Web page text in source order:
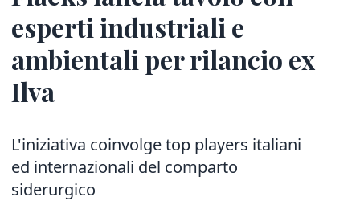
esperti industriali e
ambientali per rilancio ex
Ilva
L'iniziativa coinvolge top players italiani
ed internazionali del comparto
siderurgico